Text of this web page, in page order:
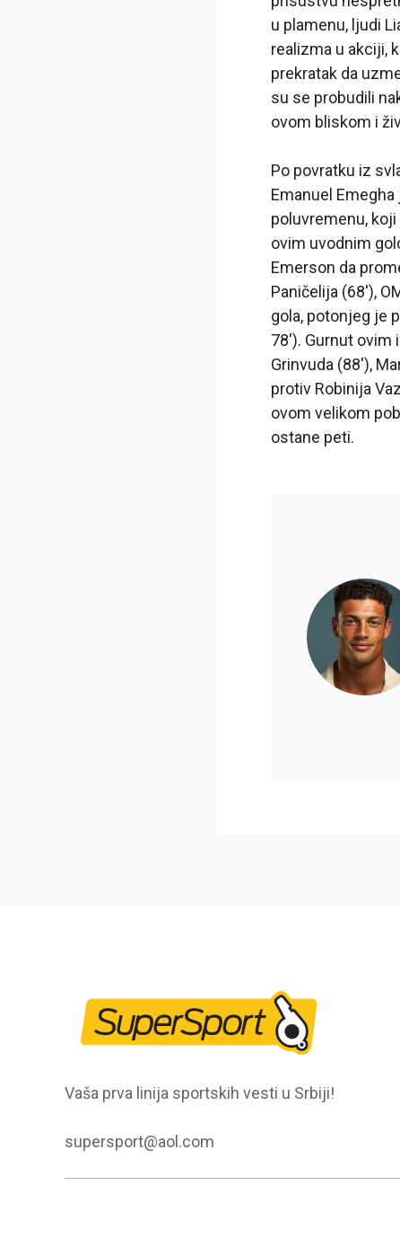
u plamenu, ljudi
realizma u akciji,
prekratak da
su se probudili
ovom bliskom i
Po povratku iz
Emanuel
poluvremenu,
ovim uvodnim
Emerson da
Paničelija (68′),
gola, potonjeg je
78′). Gurnut
Grinvuda (88′),
protiv Robinija
ovom velikom
ostane peti.
Vaša prva linija sportskih vesti u Srbiji!
supersport@aol.com